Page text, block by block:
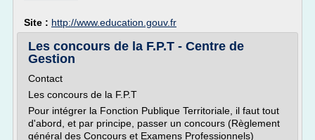
Site : http://www.education.gouv.fr
Les concours de la F.P.T - Centre de
Gestion
Contact
Les concours de la F.P.T
Pour intégrer la Fonction Publique Territoriale, il faut tout
d'abord, et par principe, passer un concours (Règlement
général des Concours et Examens Professionnels)